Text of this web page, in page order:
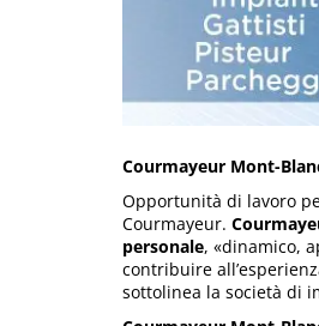
Courmayeur Mont-
Opportunità di lavoro
Courmayeur.
personale, «dinamico,
contribuire
sottolinea la società di